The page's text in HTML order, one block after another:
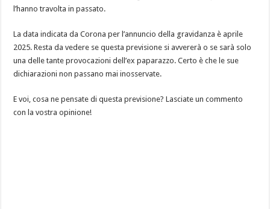
l’hanno travolta in passato.
La data indicata da Corona per l’annuncio della gravidanza è aprile
2025. Resta da vedere se questa previsione si avvererà o se sarà solo
una delle tante provocazioni dell’ex paparazzo. Certo è che le sue
dichiarazioni non passano mai inosservate.
E voi, cosa ne pensate di questa previsione? Lasciate un commento
con la vostra opinione!